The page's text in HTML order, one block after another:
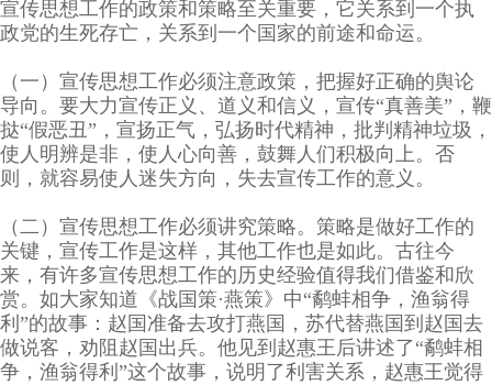
宣传思想工作的政策和策略至关重要，它关系到一个执
政党的生死存亡，关系到一个国家的前途和命运。
（一）宣传思想工作必须注意政策，把握好正确的舆论
导向。要大力宣传正义、道义和信义，宣传“真善美”，鞭
挞“假恶丑”，宣扬正气，弘扬时代精神，批判精神垃圾，
使人明辨是非，使人心向善，鼓舞人们积极向上。否
则，就容易使人迷失方向，失去宣传工作的意义。
（二）宣传思想工作必须讲究策略。策略是做好工作的
关键，宣传工作是这样，其他工作也是如此。古往今
来，有许多宣传思想工作的历史经验值得我们借鉴和欣
赏。如大家知道《战国策·燕策》中“鹬蚌相争，渔翁得
利”的故事：赵国准备去攻打燕国，苏代替燕国到赵国去
做说客，劝阻赵国出兵。他见到赵惠王后讲述了“鹬蚌相
争，渔翁得利”这个故事，说明了利害关系，赵惠王觉得